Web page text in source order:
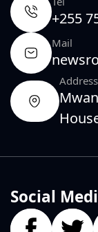
+255
Mail
Address
Social